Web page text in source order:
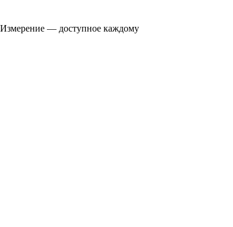
Измерение — доступное каждому